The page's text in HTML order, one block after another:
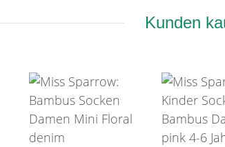
Kunden